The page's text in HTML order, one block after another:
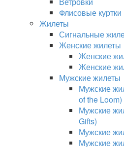
Флисовые куртки
Жилеты
Сигнальные
Женские жилеты
Женские
Женские
Мужские жилеты
Мужские
of the Loom)
Мужские
Gifts)
Мужские
Мужские